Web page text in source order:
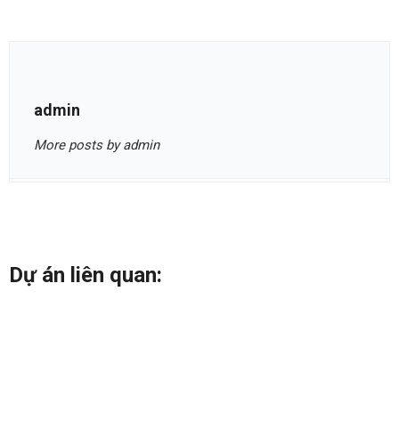
admin
More posts by admin
Dự án liên quan: